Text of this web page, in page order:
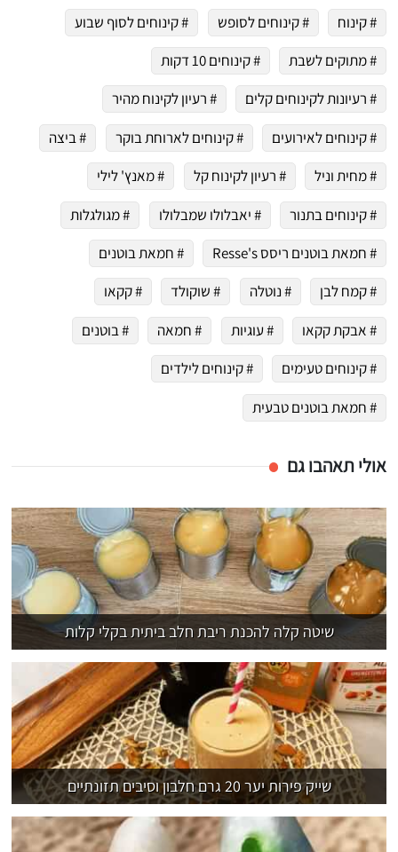
כמנויים ותלחצו על הפעמון תקבלו התראה לטלפון הנייד ברגע שעולה מתכון חדש לערוץ,
# קינוח # קינוחים לסופש
# קינוחים לסוף שבוע
# מתוקים לשבת
# קינוחים 10 דקות
# רעיונות לקינוחים קלים
# רעיון לקינוח מהיר
# קינוחים לאירועים
# קינוחים לארוחת בוקר
# ביצה
# מחית וניל
# רעיון לקינוח קל
# מאנץ' לילי
# קינוחים בתנור
# יאבלולו שמבלולו
# מגולגלות
# חמאת בוטנים ריסס Resse's
# חמאת בוטנים
# קמח לבן
# נוטלה # שוקולד
# קקאו
# אבקת קקאו
# עוגיות # חמאה
# בוטנים
# קינוחים טעימים
# קינוחים לילדים
# חמאת בוטנים טבעית
אולי תאהבו גם
שיטה קלה להכנת ריבת חלב ביתית בקלי קלות
שייק פירות יער 20 גרם חלבון וסיבים תזונתיים